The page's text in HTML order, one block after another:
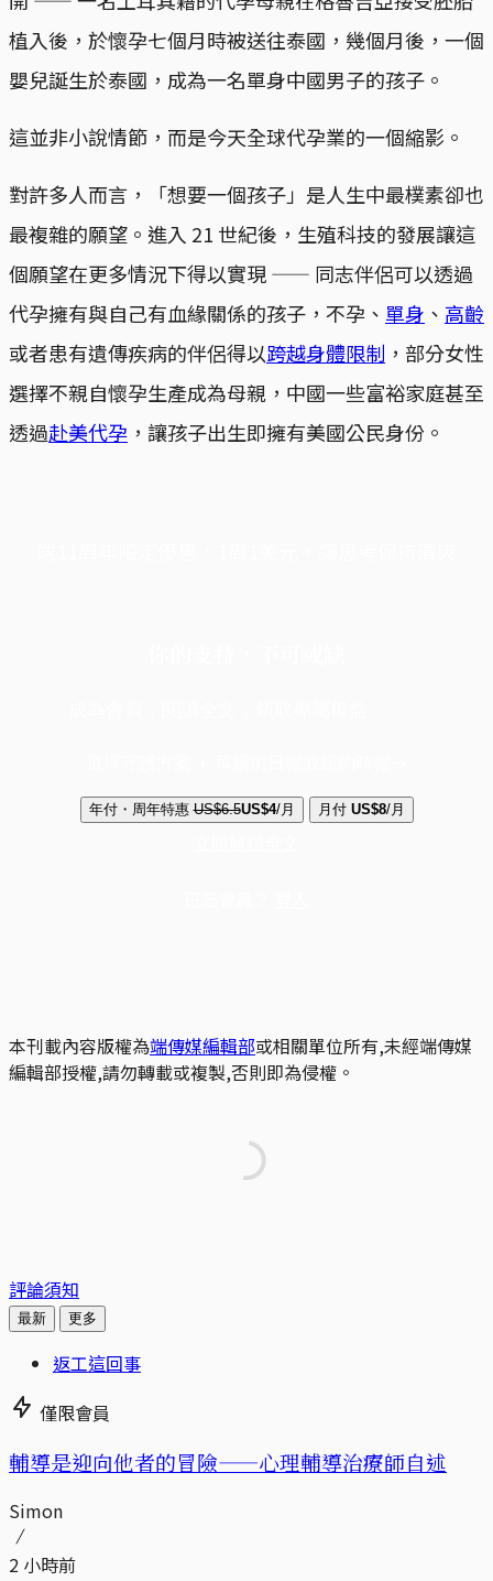
植入後，於懷孕七個月時被送往泰國，幾個月後，一個
嬰兒誕生於泰國，成為一名單身中國男子的孩子。
這並非小說情節，而是今天全球代孕業的一個縮影。
對許多人而言，「想要一個孩子」是人生中最樸素卻也
最複雜的願望。進入 21 世紀後，生殖科技的發展讓這
個願望在更多情況下得以實現 —— 同志伴侶可以透過
代孕擁有與自己有血緣關係的孩子，不孕、 單身 、 高齡
或者患有遺傳疾病的伴侶得以跨越身體限制 ，部分女性
選擇不親自懷孕生產成為母親，中國一些富裕家庭甚至
透過赴美代孕 ，讓孩子出生即擁有美國公民身份。
年付・周年特惠 US$6.5US$4/月 月付 US$8/月
本刊載內容版權為端傳媒編輯部或相關單位所有,未經端傳媒
編輯部授權,請勿轉載或複製,否則即為侵權。
評論須知
最新 更多
返工這回事
僅限會員
輔導是迎向他者的冒險——心理輔導治療師自述
Simon
2 小時前